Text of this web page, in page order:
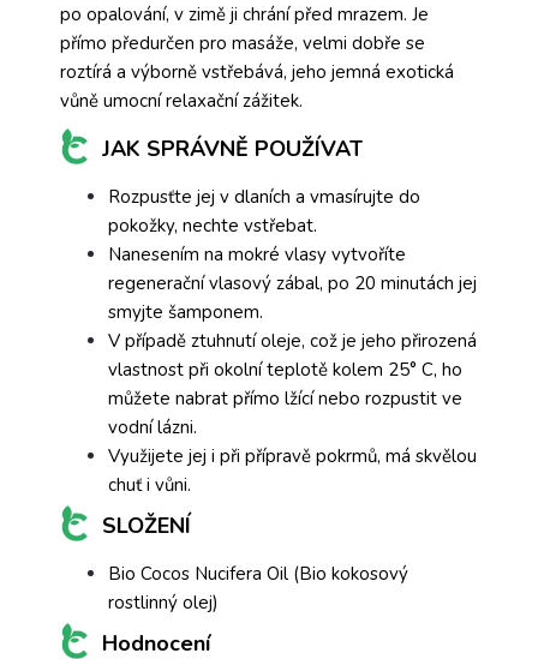
po opalování, v zimě ji chrání před mrazem. Je
přímo předurčen pro masáže, velmi dobře se
roztírá a výborně vstřebává, jeho jemná exotická
vůně umocní relaxační zážitek.
JAK SPRÁVNĚ POUŽÍVAT
Rozpusťte jej v dlaních a vmasírujte do
pokožky, nechte vstřebat.
Nanesením na mokré vlasy vytvoříte
regenerační vlasový zábal, po 20 minutách jej
smyjte šamponem.
V případě ztuhnutí oleje, což je jeho přirozená
vlastnost při okolní teplotě kolem 25° C, ho
můžete nabrat přímo lžící nebo rozpustit ve
vodní lázni.
Využijete jej i při přípravě pokrmů, má skvělou
chuť i vůni.
SLOŽENÍ
Bio Cocos Nucifera Oil (Bio kokosový
rostlinný olej)
Hodnocení